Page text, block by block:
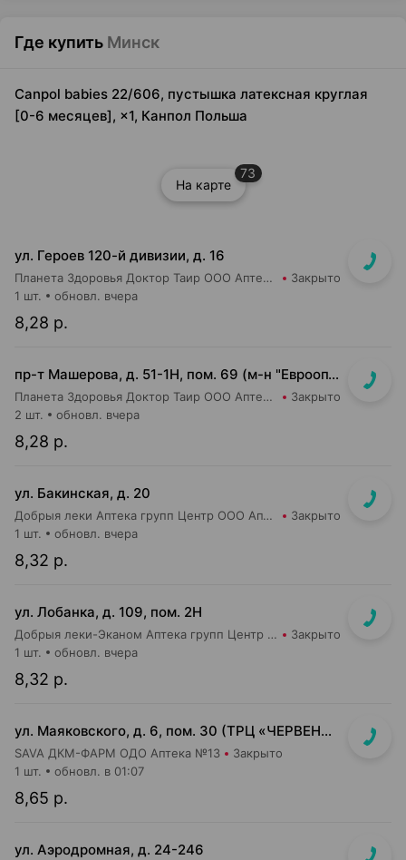
Где купить Минск
Canpol babies 22/606, пустышка латексная круглая
[0-6 месяцев], ×1, Канпол Польша
На карте
73
ул. Героев 120-й дивизии, д. 16
Планета Здоровья Доктор Таир ООО Аптека №2 Закрыто
8,28 р.
1 шт. обновл. вчера
пр-т Машерова, д. 51-1Н, пом. 69 (м-н "Евроопт")
Планета Здоровья Доктор Таир ООО Аптека №8 Закрыто
8,28 р.
2 шт. обновл. вчера
ул. Бакинская, д. 20
Добрыя леки Аптека групп Центр ООО Аптека №84 Закрыто
8,32 р.
1 шт. обновл. вчера
ул. Лобанка, д. 109, пом. 2Н
Добрыя леки-Эканом Аптека групп Центр ООО Аптека №14 Закрыто
8,32 р.
1 шт. обновл. вчера
ул. Маяковского, д. 6, пом. 30 (ТРЦ «ЧЕРВЕНСКИЙ» 1-й подземный этаж, вход напротив м-на Доктор Вет)
SAVA ДКМ-ФАРМ ОДО Аптека №13 Закрыто
8,65 р.
1 шт. обновл. в 01:07
ул. Аэродромная, д. 24-246